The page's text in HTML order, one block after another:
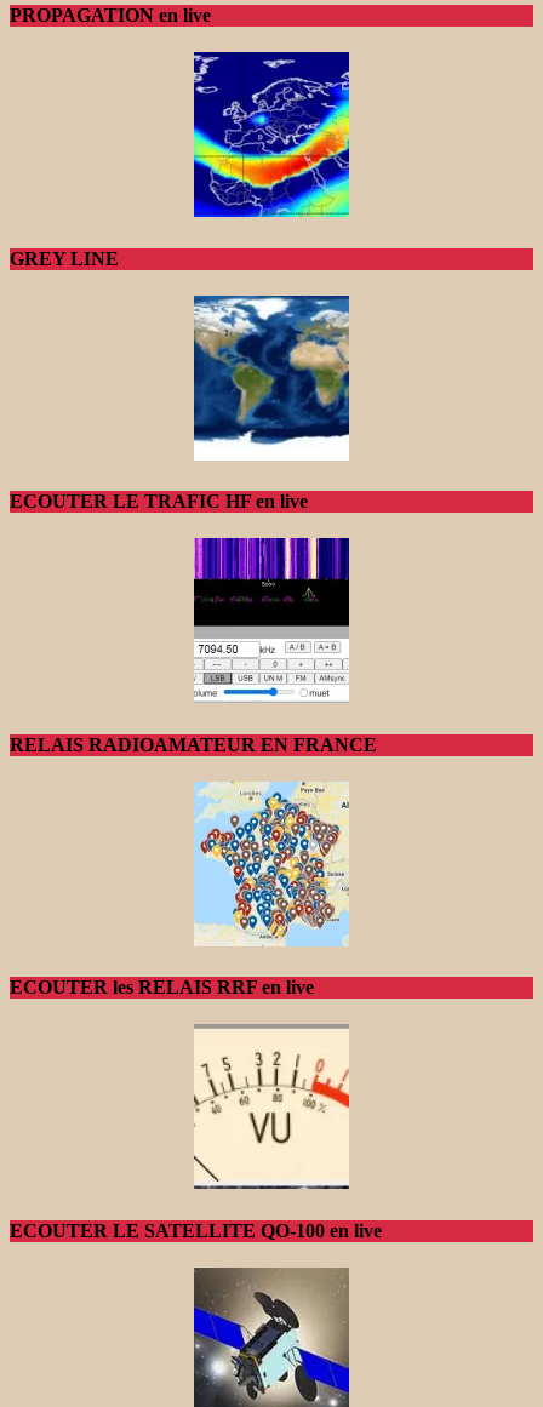
PROPAGATION en live
GREY LINE
ECOUTER LE TRAFIC HF en live
RELAIS RADIOAMATEUR EN FRANCE
ECOUTER les RELAIS RRF en live
ECOUTER LE SATELLITE QO-100 en live